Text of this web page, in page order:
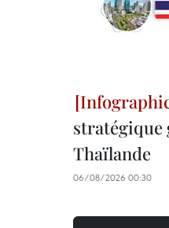
stratégique
Thaïlande
06/08/2026 00:30